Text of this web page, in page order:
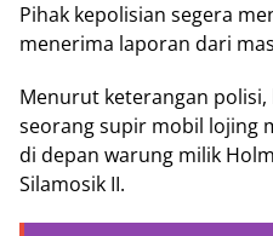
Pihak kepolisian segera
menerima laporan dari
Menurut keterangan
seorang supir mobil lojing
di depan warung milik
Silamosik II.